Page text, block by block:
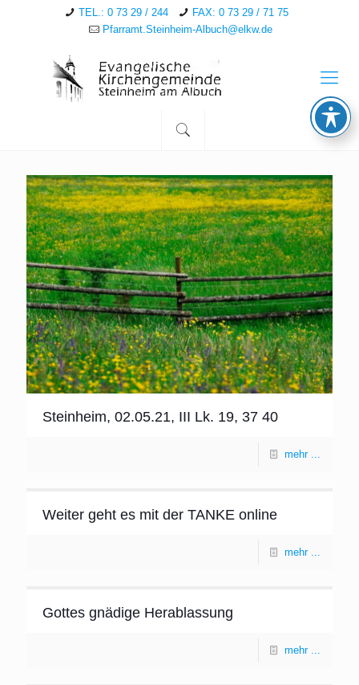
TEL.: 0 73 29 / 244
FAX: 0 73 29 / 71 75
Pfarramt.Steinheim-Albuch@elkw.de
Steinheim, 02.05.21, III Lk. 19, 37 40
mehr ...
Weiter geht es mit der TANKE online
mehr ...
Gottes gnädige Herablassung
mehr ...